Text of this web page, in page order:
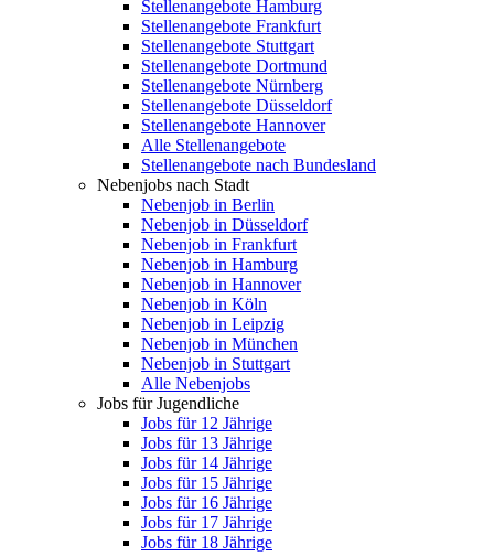
Stellenangebote Hamburg
Stellenangebote Frankfurt
Stellenangebote Stuttgart
Stellenangebote Dortmund
Stellenangebote Nürnberg
Stellenangebote Düsseldorf
Stellenangebote Hannover
Alle Stellenangebote
Stellenangebote nach Bundesland
Nebenjobs nach Stadt
Nebenjob in Berlin
Nebenjob in Düsseldorf
Nebenjob in Frankfurt
Nebenjob in Hamburg
Nebenjob in Hannover
Nebenjob in Köln
Nebenjob in Leipzig
Nebenjob in München
Nebenjob in Stuttgart
Alle Nebenjobs
Jobs für Jugendliche
Jobs für 12 Jährige
Jobs für 13 Jährige
Jobs für 14 Jährige
Jobs für 15 Jährige
Jobs für 16 Jährige
Jobs für 17 Jährige
Jobs für 18 Jährige